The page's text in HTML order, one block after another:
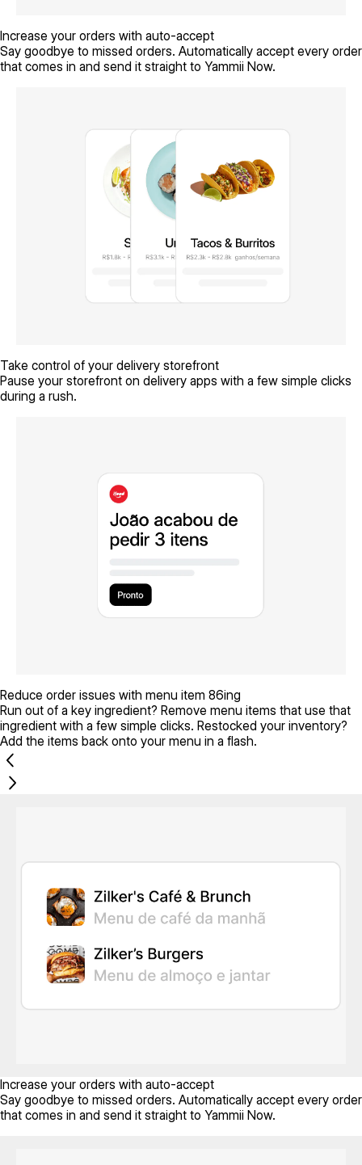
Increase your orders with auto-accept
Say goodbye to missed orders. Automatically accept every order
that comes in and send it straight to Yammii Now.
Take control of your delivery storefront
Pause your storefront on delivery apps with a few simple clicks
during a rush.
Reduce order issues with menu item 86ing
Run out of a key ingredient? Remove menu items that use that
ingredient with a few simple clicks. Restocked your inventory?
Add the items back onto your menu in a flash.
Increase your orders with auto-accept
Say goodbye to missed orders. Automatically accept every order
that comes in and send it straight to Yammii Now.